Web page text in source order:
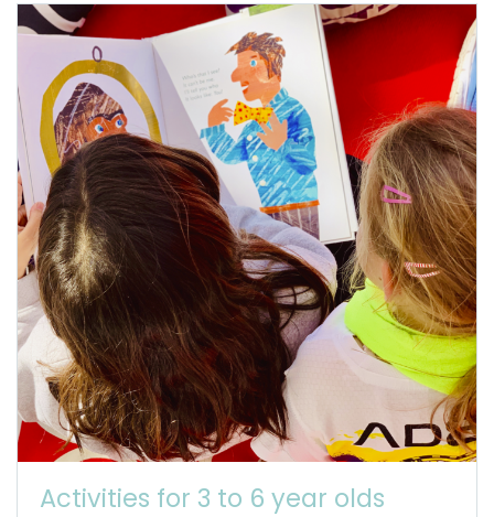
Activities for 3 to 6 year olds